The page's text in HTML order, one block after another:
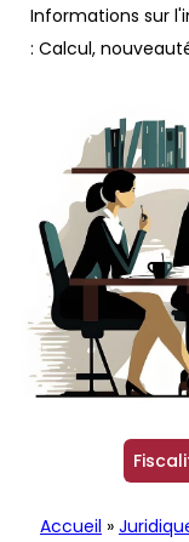
Informations sur
: Calcul,
Accueil »